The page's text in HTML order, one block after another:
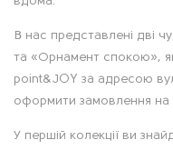
и
с
В нас представлені дві
та «Орнамент спокою»,
point&JOY за адресою
оформити замовлення на
У першій колекції ви